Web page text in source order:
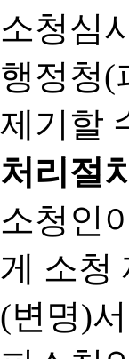
소청심
행정청(
제기할
처리절
소청인
게 소청
(변명)